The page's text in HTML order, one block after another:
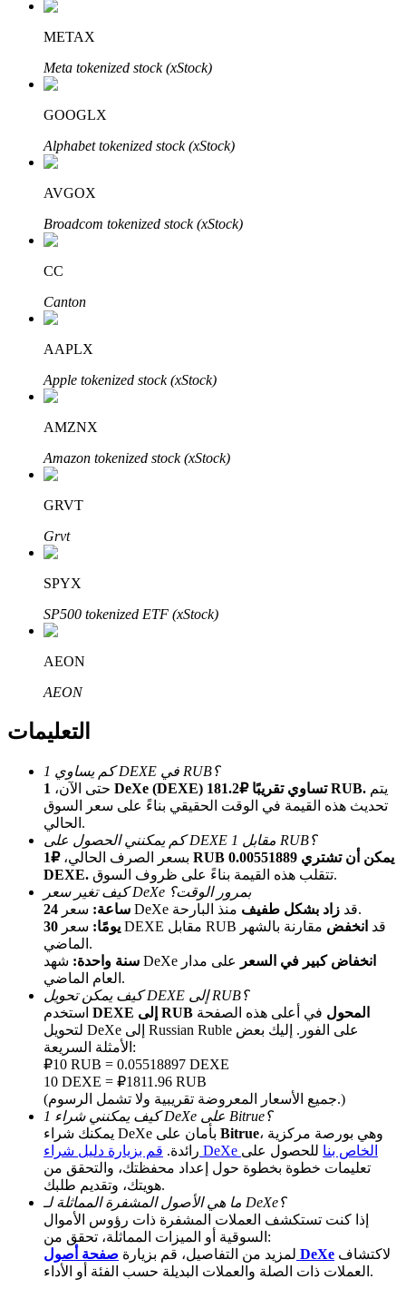
احصل على أرباح طويلة الأجل وفوائد مرنة
تعلم الستاكينغ
تعرف على كيفية كسب الدخل السلبي
تصل العمولات إلى 65٪!
الإحالة
قم بدعوة صديق لتحصل على مكافآت نقدية
BTC Welcome Rewards
BTC Welcome Rewards
Deposit & Trade BTC to Share 25000 USDT prize pool!
METAX
Meta tokenized stock (xStock)
GOOGLX
Alphabet tokenized stock (xStock)
AVGOX
Broadcom tokenized stock (xStock)
CC
Canton
AAPLX
Apple tokenized stock (xStock)
AMZNX
Amazon tokenized stock (xStock)
GRVT
Grvt
SPYX
SP500 tokenized ETF (xStock)
AEON
AEON
التعليمات
كم يساوي 1 DEXE في RUB؟
حتى الآن،
1 DeXe (DEXE) تساوي تقريبًا ₽181.2 RUB.
تحديث هذه القيمة في الوقت الحقيقي بناءً على سعر السوق
الحالي.
كم يمكنني الحصول على DEXE مقابل 1 RUB؟
بسعر الصرف الحالي،
₽1 RUB يمكن أن تشتري 0.00551889
DEXE.
تتقلب هذه القيمة بناءً على ظروف السوق.
كيف تغير سعر DeXe بمرور الوقت؟
24 ساعة:
سعر DeXe قد زاد بشكل طفيف
منذ البارحة.
30 يومًا:
سعر DEXE مقابل RUB قد انخفض مقارنة بالشهر
الماضي.
سنة واحدة: شهد DeXe انخفاض كبير في السعر
على مدار
العام الماضي.
كيف يمكن تحويل DEXE إلى RUB؟
DEXE إلى RUB المحول في أعلى هذه الصفحة
لتحويل DeXe إلى Russian Ruble على الفور. إليك بعض
الأمثلة السريعة:
₽10 RUB = 0.05518897 DEXE
10 DEXE = ₽1811.96 RUB
(جميع الأسعار المعروضة تقريبية ولا تشمل الرسوم.)
كيف يمكنني شراء 1 DeXe على Bitrue؟
Bitrue، وهي بورصة مركزية
رائدة.
قم بزيارة دليل شراء DeXe الخاص بنا للحصول على
تعليمات خطوة بخطوة حول إعداد محفظتك، والتحقق من
هويتك، وتقديم طلبك.
ما هي الأصول المشفرة المماثلة لـ DeXe؟
إذا كنت تستكشف العملات المشفرة ذات رؤوس الأموال
السوقية أو الميزات المماثلة، تحقق من:
لمزيد من التفاصيل، قم بزيارة صفحة أصول DeXe
العملات ذات الصلة والعملات البديلة حسب الفئة أو الأداء.